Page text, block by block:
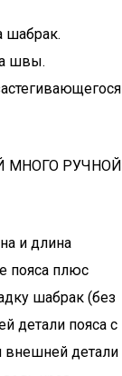
шабрак.
швы.
МНОГО РУЧНОЙ
и длина
пояса плюс
шабрак (без
детали пояса с
внешней детали